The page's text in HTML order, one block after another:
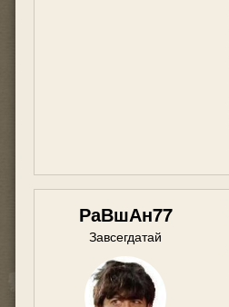
РаВшАн77
Завсегдатай